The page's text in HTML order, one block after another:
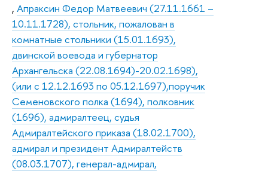
, Апраксин Федор Матвеевич (27.11.1661 –
10.11.1728), стольник, пожалован в
комнатные стольники (15.01.1693),
двинской воевода и губернатор
Архангельска (22.08.1694)-20.02.1698),
(или с 12.12.1693 по 05.12.1697),поручик
Семеновского полка (1694), полковник
(1696), адмиралтеец, судья
Адмиралтейского приказа (18.02.1700),
адмирал и президент Адмиралтейств
(08.03.1707), генерал-адмирал,